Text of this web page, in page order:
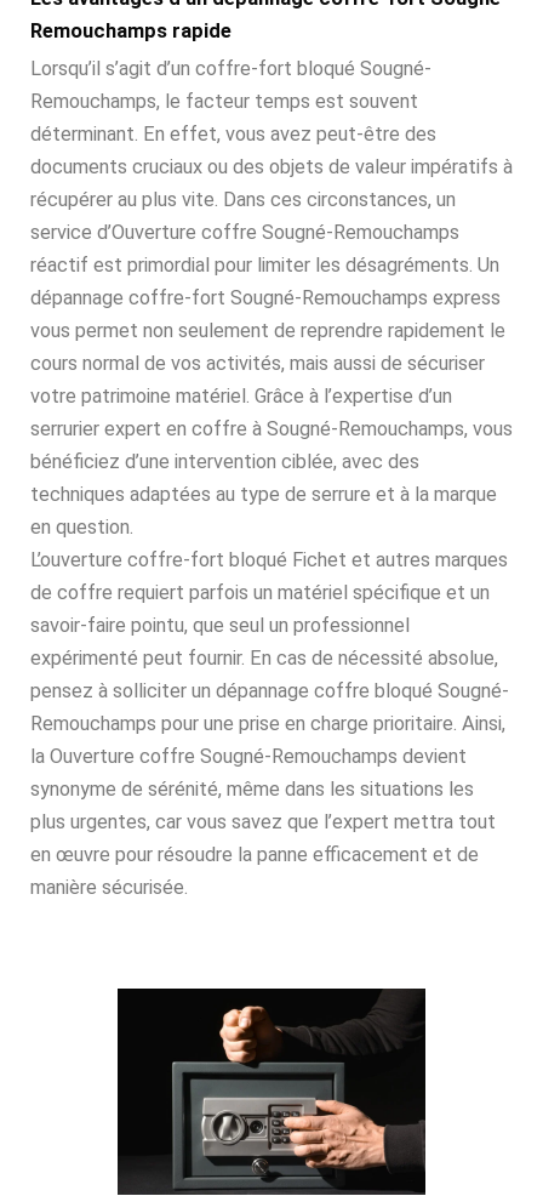
Remouchamps rapide
Lorsqu’il s’agit d’un coffre-fort bloqué Sougné-
Remouchamps, le facteur temps est souvent
déterminant. En effet, vous avez peut-être des
documents cruciaux ou des objets de valeur impératifs à
récupérer au plus vite. Dans ces circonstances, un
service d’Ouverture coffre Sougné-Remouchamps
réactif est primordial pour limiter les désagréments. Un
dépannage coffre-fort Sougné-Remouchamps express
vous permet non seulement de reprendre rapidement le
cours normal de vos activités, mais aussi de sécuriser
votre patrimoine matériel. Grâce à l’expertise d’un
serrurier expert en coffre à Sougné-Remouchamps, vous
bénéficiez d’une intervention ciblée, avec des
techniques adaptées au type de serrure et à la marque
en question.
L’ouverture coffre-fort bloqué Fichet et autres marques
de coffre requiert parfois un matériel spécifique et un
savoir-faire pointu, que seul un professionnel
expérimenté peut fournir. En cas de nécessité absolue,
pensez à solliciter un dépannage coffre bloqué Sougné-
Remouchamps pour une prise en charge prioritaire. Ainsi,
la Ouverture coffre Sougné-Remouchamps devient
synonyme de sérénité, même dans les situations les
plus urgentes, car vous savez que l’expert mettra tout
en œuvre pour résoudre la panne efficacement et de
manière sécurisée.